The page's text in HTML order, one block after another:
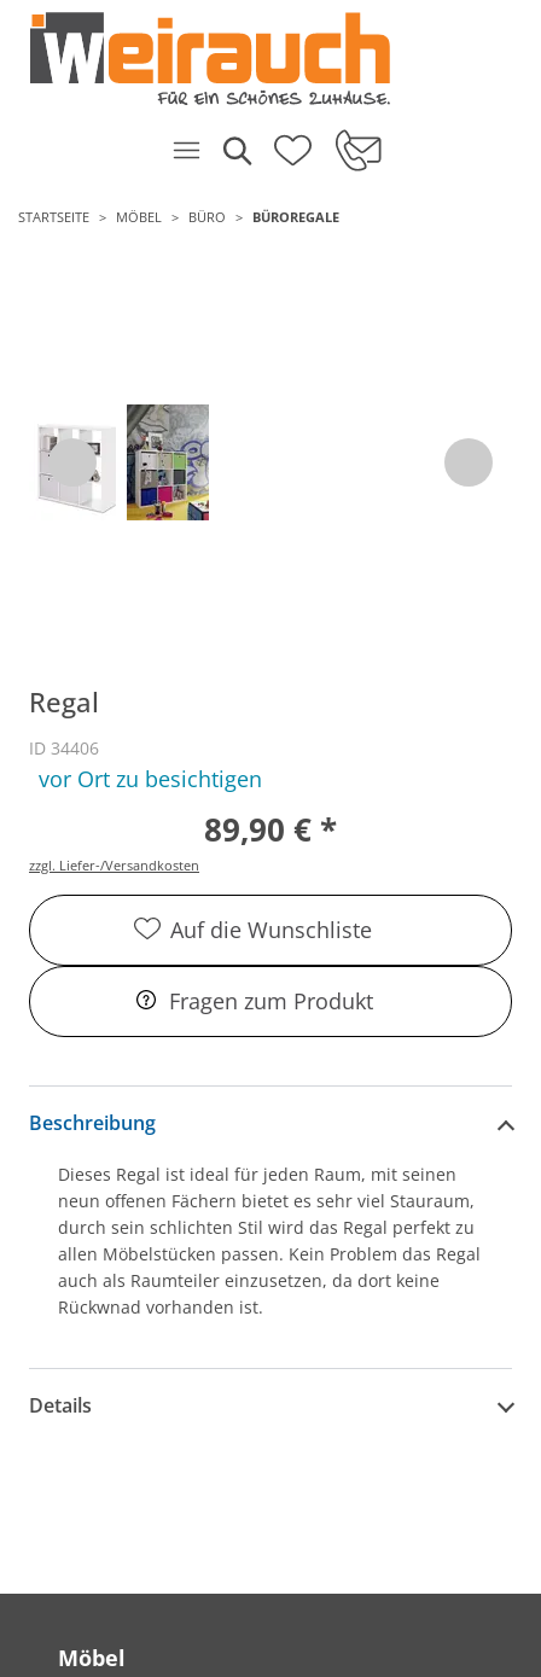
STARTSEITE MÖBEL BÜRO BÜROREGALE
Regal
ID 34406
vor Ort zu besichtigen
89,90 € *
zzgl. Liefer-/Versandkosten
Auf die Wunschliste
Fragen zum Produkt
Beschreibung
Dieses Regal ist ideal für jeden Raum, mit seinen
neun offenen Fächern bietet es sehr viel Stauraum,
durch sein schlichten Stil wird das Regal perfekt zu
allen Möbelstücken passen. Kein Problem das Regal
auch als Raumteiler einzusetzen, da dort keine
Rückwnad vorhanden ist.
Details
Möbel